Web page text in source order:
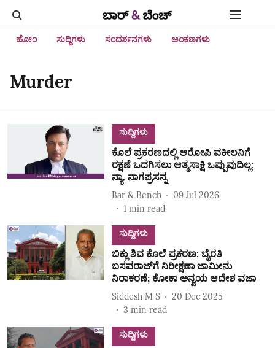
ಹೋಂ ಸುದ್ದಿಗಳು ಸಂದರ್ಶನಗಳು ಅಂಕಣಗಳು
Murder
ಸುದ್ದಿಗಳು
ಕೊಲೆ ಪ್ರಕರಣದಲ್ಲಿ ಆರೋಪಿ ವಕೀಲನಿಗೆ
ರಕ್ಷಣೆ ಒದಗಿಸಲು ಆತ್ಮಸಾಕ್ಷಿ ಒಪ್ಪುವುದಿಲ್ಲ:
ನ್ಯಾ. ನಾಗಪ್ರಸನ್ನ
Bar & Bench
09 Jul 2026
1 min read
ಸುದ್ದಿಗಳು
ಬಿಕ್ಲು ಶಿವ ಕೊಲೆ ಪ್ರಕರಣ: ಬೈರತಿ
ಬಸವರಾಜ್‌ಗೆ ನಿರೀಕ್ಷಣಾ ಜಾಮೀನು
ನಿರಾಕರಣೆ; ಕೋಕಾ ಅನ್ವಯ ಆದೇಶ ವಜಾ
Siddesh M S
20 Dec 2025
3 min read
ಸುದ್ದಿಗಳು